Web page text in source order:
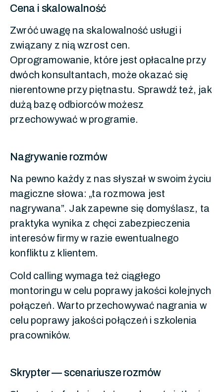
Cena i skalowalność
Zwróć uwagę na skalowalność usługi i
związany z nią wzrost cen.
Oprogramowanie, które jest opłacalne przy
dwóch konsultantach, może okazać się
nierentowne przy piętnastu. Sprawdź też, jak
dużą bazę odbiorców możesz
przechowywać w programie.
Nagrywanie rozmów
Na pewno każdy z nas słyszał w swoim życiu
magiczne słowa: „ta rozmowa jest
nagrywana”. Jak zapewne się domyślasz, ta
praktyka wynika z chęci zabezpieczenia
interesów firmy w razie ewentualnego
konfliktu z klientem.
Cold calling wymaga też ciągłego
montoringu w celu poprawy jakości kolejnych
połączeń. Warto przechowywać nagrania w
celu poprawy jakości połączeń i szkolenia
pracowników.
Skrypter — scenariusze rozmów